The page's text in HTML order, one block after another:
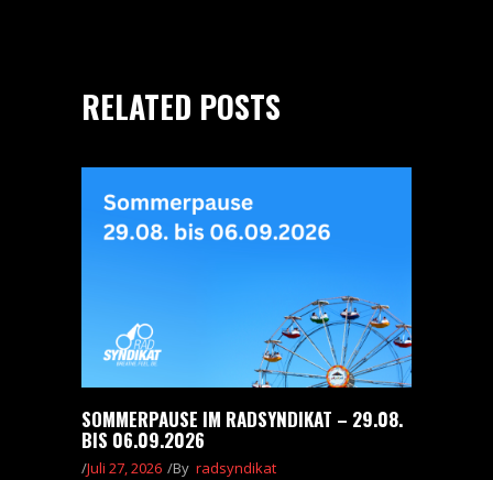
RELATED POSTS
SOMMERPAUSE IM RADSYNDIKAT – 29.08.
BIS 06.09.2026
Juli 27, 2026 By radsyndikat